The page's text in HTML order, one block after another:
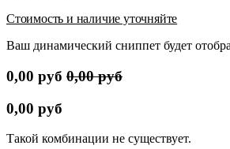
Стоимость и наличие уточняйте
Ваш динамический сниппет будет
0,00 руб 0,00руб
0,00 руб
Такой комбинации не существует.